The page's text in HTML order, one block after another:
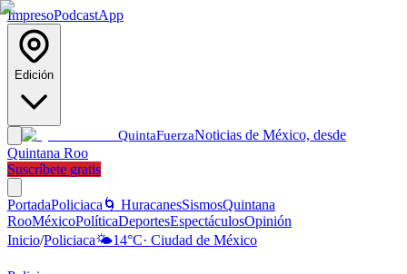
ImpresoPodcastApp
Edición
QuintaFuerzaNoticias de México, desde
Quintana Roo
Suscríbete gratis
PortadaPoliciaca 🌀 HuracanesSismosQuintana
RooMéxicoPolíticaDeportesEspectáculosOpinión
Inicio/Policiaca🌤️14°C· Ciudad de México